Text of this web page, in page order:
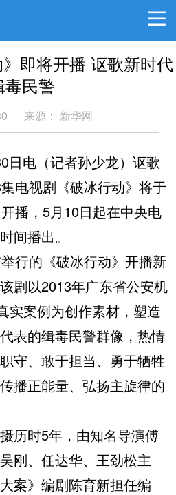
即将开播 讴歌新时代
毒民警
来源： 新华网
电（记者孙少龙）讴歌
电视剧《破冰行动》将于
播，5月10日起在中央电
间播出。
的《破冰行动》开播新
剧以2013年广东省公安机
实案例为创作素材，塑造
表的缉毒民警群像，热情
守、敢于担当、勇于牺牲
播正能量、弘扬主旋律的
时5年，由知名导演傅
刚、任达华、王劲松主
案》编剧陈育新担任编